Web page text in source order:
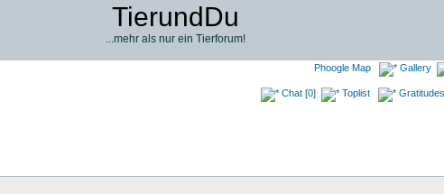
TierundDu
...mehr als nur ein Tierforum!
Phoogle Map Gallery
Chat [0] Toplist Gratitudes